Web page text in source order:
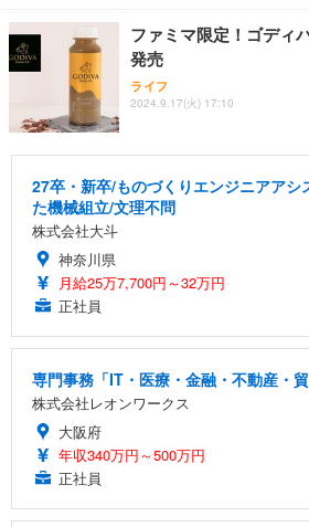
ファミマ限定！ゴディ
発売
ライフ
2024.9.17(火) 17:10
27卒・新卒/ものづくりエンジニアアシ
た機械組立/文理不問
株式会社大斗
神奈川県
月給25万7,700円～32万円
正社員
専門事務「IT・医療・金融・不動産・貿
株式会社レオンワークス
大阪府
年収340万円～500万円
正社員